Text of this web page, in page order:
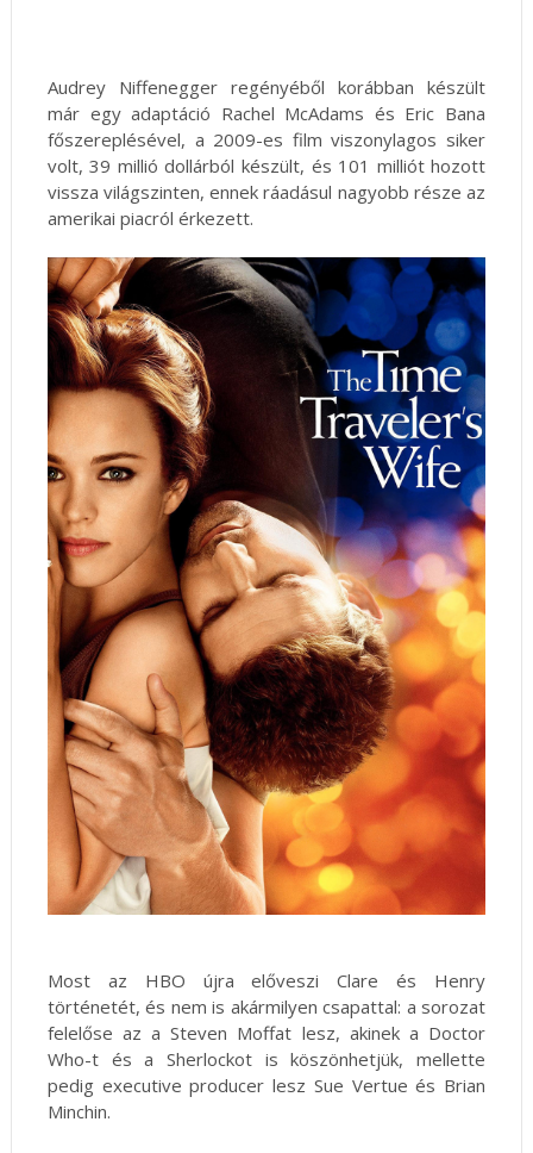
Audrey Niffenegger regényéből korábban készült
már egy adaptáció Rachel McAdams és Eric Bana
főszereplésével, a 2009-es film viszonylagos siker
volt, 39 millió dollárból készült, és 101 milliót hozott
vissza világszinten, ennek ráadásul nagyobb része az
amerikai piacról érkezett.
Most az HBO újra előveszi Clare és Henry
történetét, és nem is akármilyen csapattal: a sorozat
felelőse az a Steven Moffat lesz, akinek a Doctor
Who-t és a Sherlockot is köszönhetjük, mellette
pedig executive producer lesz Sue Vertue és Brian
Minchin.